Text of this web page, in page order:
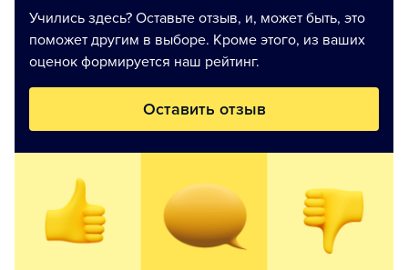
Учились здесь? Оставьте отзыв, и, может быть, это
поможет другим в выборе. Кроме этого, из ваших
оценок формируется наш рейтинг.
Оставить отзыв